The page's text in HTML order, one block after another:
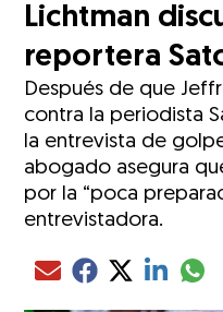
Lichtman
reportera
Después de que
contra la periodista
la entrevista de
abogado asegura
por la “poca
entrevistadora.
Compartir el artículo
Compartir el
Compartir el
Compartir